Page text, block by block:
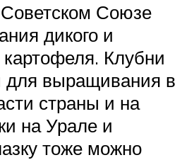
Союзе
дикого и
картофеля. Клубни
для выращивания в
страны и на
на Урале и
тоже можно